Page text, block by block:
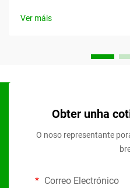
Ver máis
Obter unha
O noso representante
Correo Electrónico